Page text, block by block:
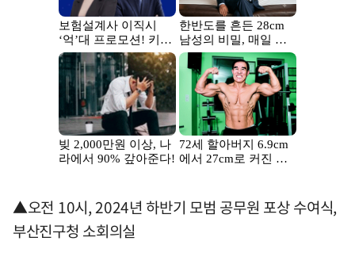
▲오전 10시, 2024년 하반기 모범 공무원 포상 수여식,
부산진구청 소회의실